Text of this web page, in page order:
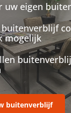
uw eigen
buitenverblijf
mogelijk
buitenverblijf